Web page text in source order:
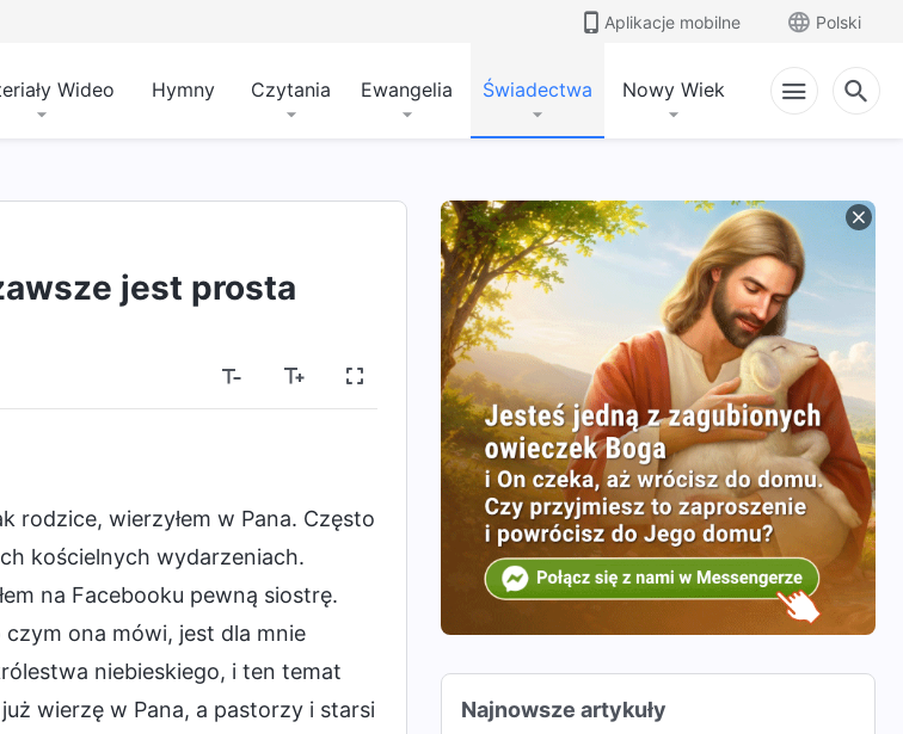
Aplikacje mobilne Polski
Wideo Hymny Czytania Ewangelia Świadectwa Nowy Wiek
jest prosta
rodzice, wierzyłem w Pana. Często
kościelnych wydarzeniach.
na Facebooku pewną siostrę.
czym ona mówi, jest dla mnie
niebieskiego, i ten temat
wierzę w Pana, a pastorzy i starsi
Najnowsze artykuły